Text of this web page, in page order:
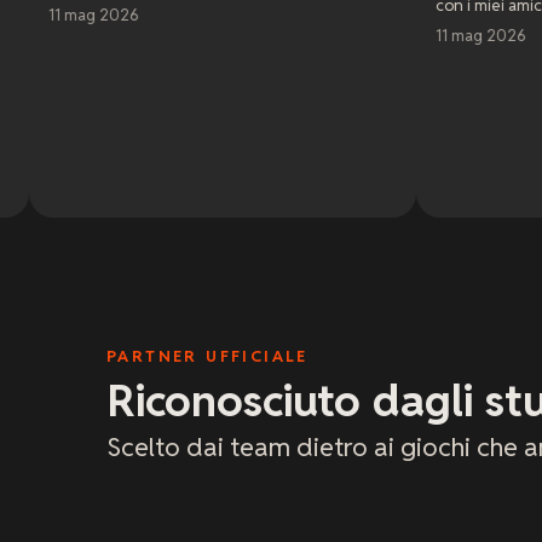
con i miei amici. Servizio clienti
PARTNER UFFICIALE
Riconosciuto dagli
Scelto dai team dietro ai giochi che